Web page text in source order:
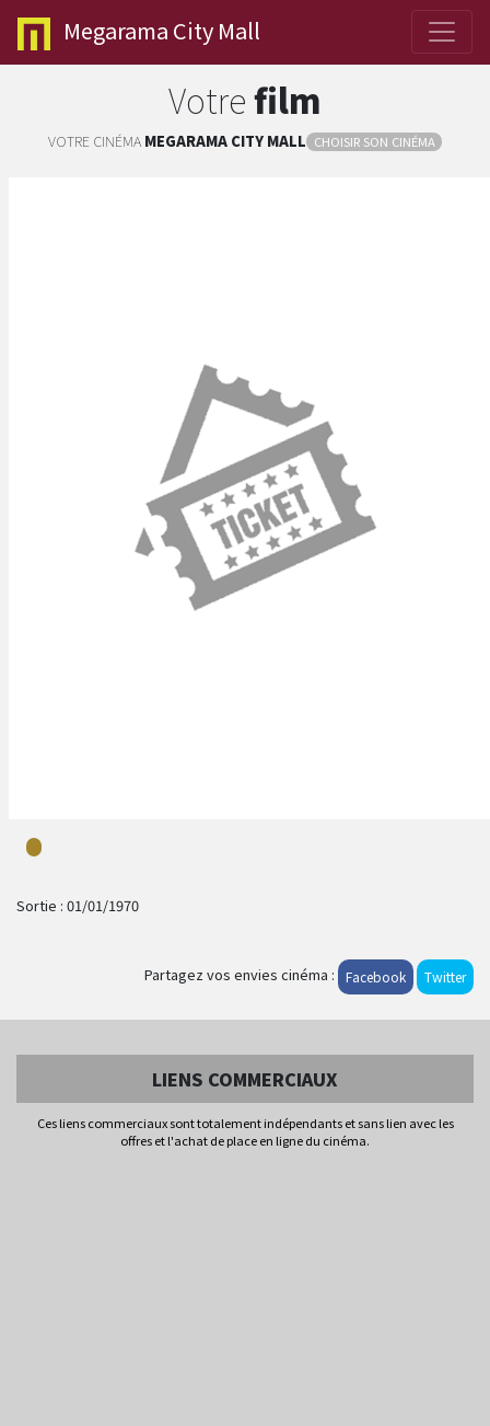
Megarama City Mall
Votrefilm
VOTRE CINÉMA MEGARAMACITY MALL CHOISIR SON CINÉMA
Sortie : 01/01/1970
Partagez vos envies cinéma : Facebook Twitter
LIENS COMMERCIAUX
Ces liens commerciaux sont totalement indépendants et sans lien avec les
offres et l'achat de place en ligne du cinéma.